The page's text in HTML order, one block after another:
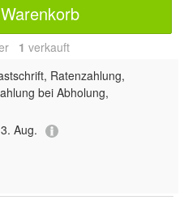
1 verkauft
Ratenzahlung,
bei Abholung,
Aug.